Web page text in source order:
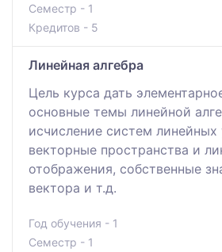
Семестр - 1
Кредитов - 5
Линейная алгебра
Цель курса дать
основные темы линейной
исчисление систем линейных
векторные пространства и
отображения, собственные
вектора и т.д.
Год обучения - 1
Семестр - 1